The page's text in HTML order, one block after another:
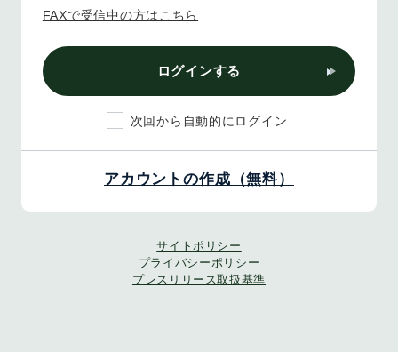
FAXで受信中の方はこちら
ログインする
次回から自動的にログイン
アカウントの作成（無料）
サイトポリシー
プライバシーポリシー
プレスリリース取扱基準